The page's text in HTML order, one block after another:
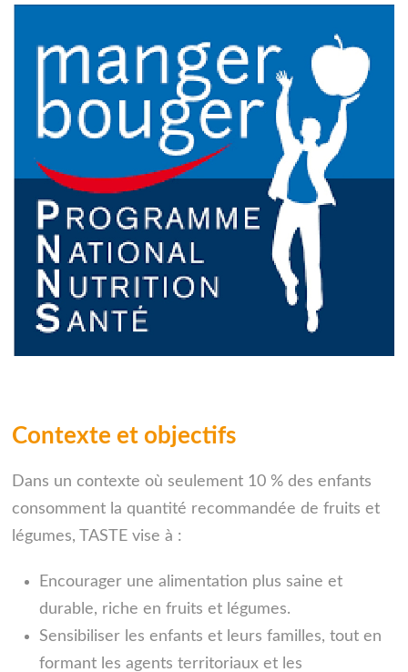
Contexte et objectifs
Dans un contexte où seulement 10 % des enfants
consomment la quantité recommandée de fruits et
légumes, TASTE vise à :
Encourager une alimentation plus saine et
durable, riche en fruits et légumes.
Sensibiliser les enfants et leurs familles, tout en
formant les agents territoriaux et les